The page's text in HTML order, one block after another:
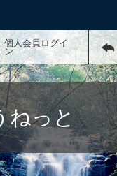
個人会員ログイ
ン
ねっと